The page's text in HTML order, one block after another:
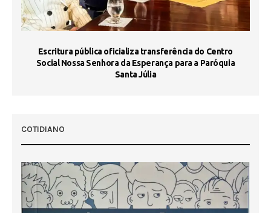
Escritura pública oficializa transferência do Centro
Social Nossa Senhora da Esperança para a Paróquia
Santa Júlia
COTIDIANO